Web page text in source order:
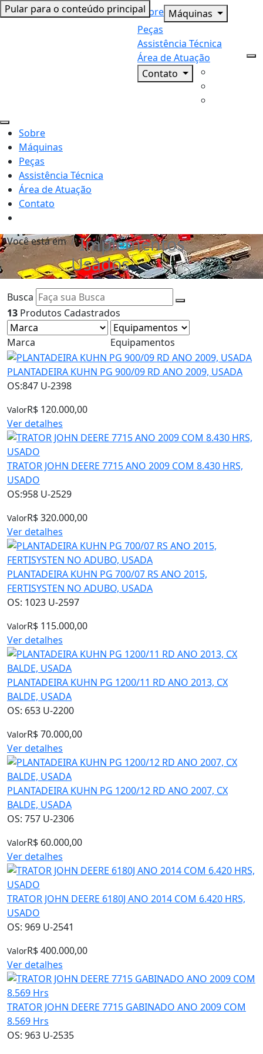
Pular para o conteúdo principalSobre Máquinas
Peças
Assistência Técnica
Área de Atuação
Contato
Sobre
Máquinas
Peças
Assistência Técnica
Área de Atuação
Contato
Você está em
Implementos
Usados
Busca
13 Produtos Cadastrados
Marca Equipamentos
PLANTADEIRA KUHN PG 900/09 RD ANO 2009, USADA
OS:847 U-2398
ValorR$ 120.000,00
Ver detalhes
TRATOR JOHN DEERE 7715 ANO 2009 COM 8.430 HRS,
USADO
OS:958 U-2529
ValorR$ 320.000,00
Ver detalhes
PLANTADEIRA KUHN PG 700/07 RS ANO 2015,
FERTISYSTEN NO ADUBO, USADA
OS: 1023 U-2597
ValorR$ 115.000,00
Ver detalhes
PLANTADEIRA KUHN PG 1200/11 RD ANO 2013, CX
BALDE, USADA
OS: 653 U-2200
ValorR$ 70.000,00
Ver detalhes
PLANTADEIRA KUHN PG 1200/12 RD ANO 2007, CX
BALDE, USADA
OS: 757 U-2306
ValorR$ 60.000,00
Ver detalhes
TRATOR JOHN DEERE 6180J ANO 2014 COM 6.420 HRS,
USADO
OS: 969 U-2541
ValorR$ 400.000,00
Ver detalhes
TRATOR JOHN DEERE 7715 GABINADO ANO 2009 COM
8.569 Hrs
OS: 963 U-2535